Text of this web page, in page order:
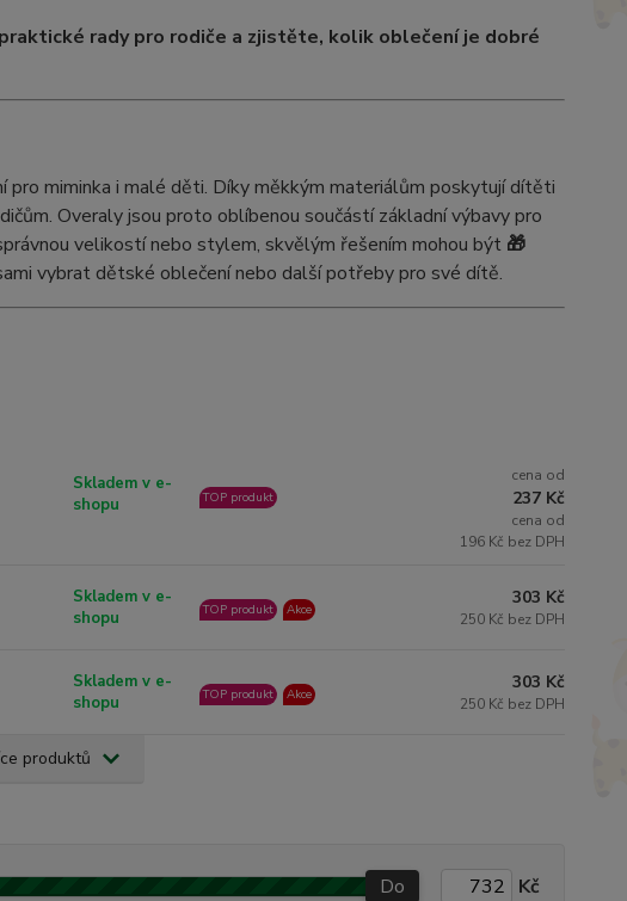
rady pro rodiče a zjistěte, kolik oblečení je dobré
miminka i malé děti. Díky měkkým materiálům poskytují dítěti
Overaly jsou proto oblíbenou součástí základní výbavy pro
velikostí nebo stylem, skvělým řešením mohou být 🎁
vybrat dětské oblečení nebo další potřeby pro své dítě.
Skladem v e-
shopu
TOP produkt
cena od
237 Kč
cena od
196 Kč bez DPH
Skladem v e-
shopu
TOP produkt Akce
303 Kč
250 Kč bez DPH
Skladem v e-
shopu
TOP produkt Akce
303 Kč
250 Kč bez DPH
produktů
Do Kč